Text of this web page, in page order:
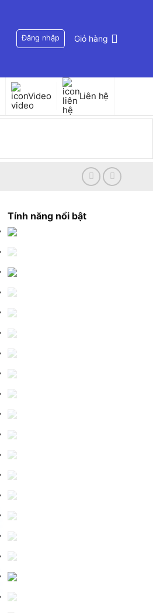
Đăng nhập Giỏ hàng
Video Liên hệ
Tính năng nổi bật